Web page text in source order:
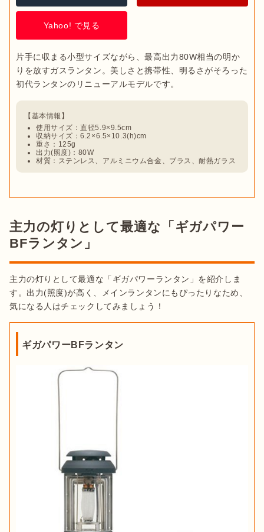
Yahoo! で見る
片手に収まる小型サイズながら、最高出力80W相当の明か
りを放すガスランタン。美しさと携帯性、明るさがそろった
【基本情報】
使用サイズ：直径5.9×9.5cm
収納サイズ：6.2×6.5×10.3(h)cm
重さ：125g
出力(照度)：80W
材質：ステンレス、アルミニウム合金、ブラス、耐熱ガラス
主力の灯りとして最適な「ギガパワー
BFランタン」
主力の灯りとして最適な「ギガパワーランタン」を紹介しま
す。出力(照度)が高く、メインランタンにもぴったりなため、
気になる人はチェックしてみましょう！
ギガパワーBFランタン